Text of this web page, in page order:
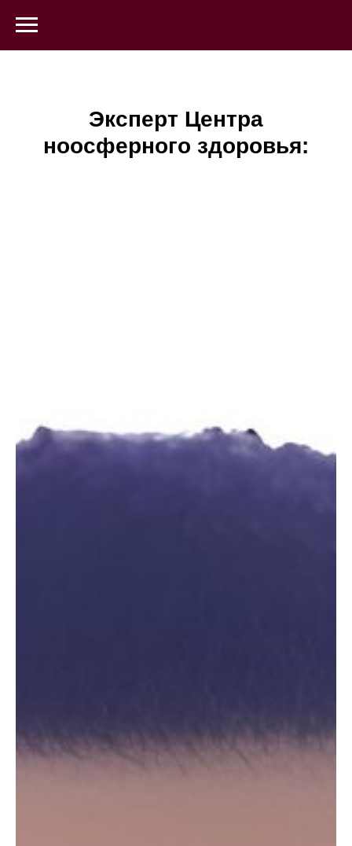
Эксперт Центра
ноосферного здоровья: